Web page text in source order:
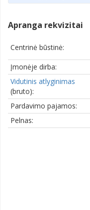
Apranga rekvizitai
Centrinė būstinė:
Įmonėje dirba:
Vidutinis atlyginimas
(bruto):
Pardavimo pajamos:
Pelnas: